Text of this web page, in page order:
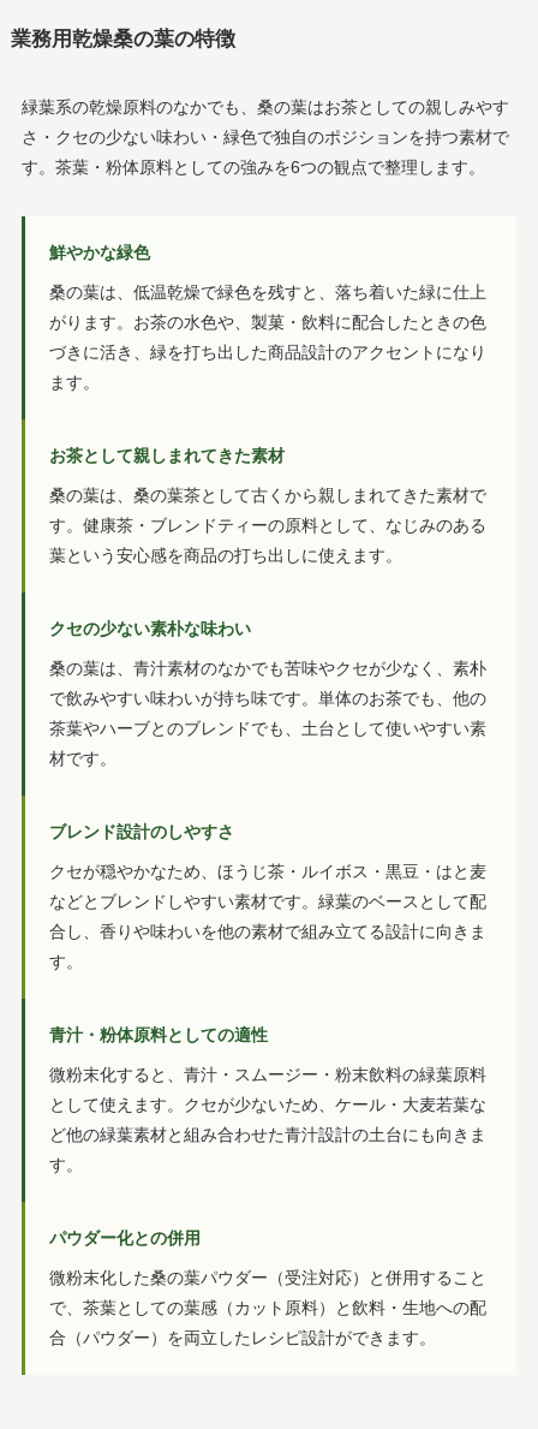
業務用乾燥桑の葉の特徴
緑葉系の乾燥原料のなかでも、桑の葉はお茶としての親しみやす
さ・クセの少ない味わい・緑色で独自のポジションを持つ素材で
す。茶葉・粉体原料としての強みを6つの観点で整理します。
鮮やかな緑色
桑の葉は、低温乾燥で緑色を残すと、落ち着いた緑に仕上
がります。お茶の水色や、製菓・飲料に配合したときの色
づきに活き、緑を打ち出した商品設計のアクセントになり
ます。
お茶として親しまれてきた素材
桑の葉は、桑の葉茶として古くから親しまれてきた素材で
す。健康茶・ブレンドティーの原料として、なじみのある
葉という安心感を商品の打ち出しに使えます。
クセの少ない素朴な味わい
桑の葉は、青汁素材のなかでも苦味やクセが少なく、素朴
で飲みやすい味わいが持ち味です。単体のお茶でも、他の
茶葉やハーブとのブレンドでも、土台として使いやすい素
材です。
ブレンド設計のしやすさ
クセが穏やかなため、ほうじ茶・ルイボス・黒豆・はと麦
などとブレンドしやすい素材です。緑葉のベースとして配
合し、香りや味わいを他の素材で組み立てる設計に向きま
す。
青汁・粉体原料としての適性
微粉末化すると、青汁・スムージー・粉末飲料の緑葉原料
として使えます。クセが少ないため、ケール・大麦若葉な
ど他の緑葉素材と組み合わせた青汁設計の土台にも向きま
す。
パウダー化との併用
微粉末化した桑の葉パウダー（受注対応）と併用すること
で、茶葉としての葉感（カット原料）と飲料・生地への配
合（パウダー）を両立したレシピ設計ができます。